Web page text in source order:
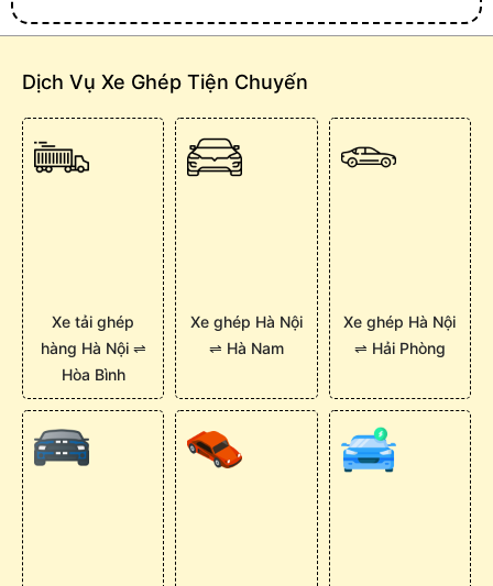
Dịch Vụ Xe Ghép Tiện Chuyến
Xe tải ghép
hàng Hà Nội ⇌
Hòa Bình
Xe ghép Hà Nội
⇌ Hà Nam
Xe ghép Hà Nội
⇌ Hải Phòng